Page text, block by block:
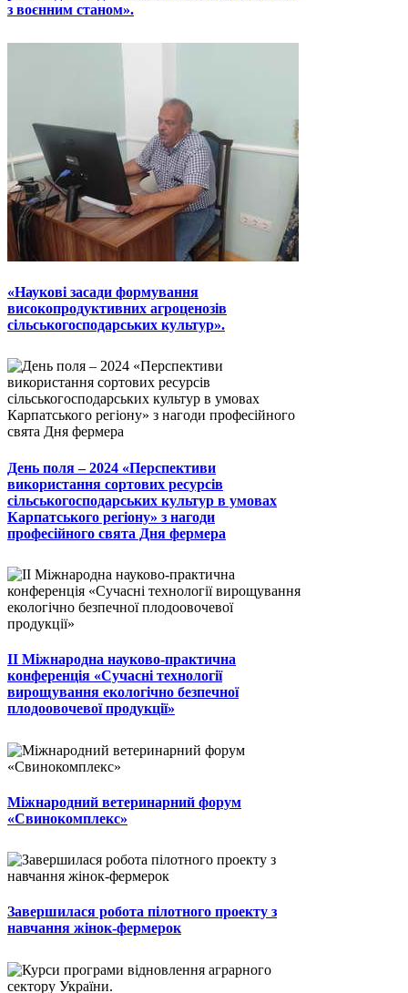
з воєнним станом».
«Наукові засади формування
високопродуктивних агроценозів
сільськогосподарських культур».
День поля – 2024 «Перспективи
використання сортових ресурсів
сільськогосподарських культур в умовах
Карпатського регіону» з нагоди
професійного свята Дня фермера
II Міжнародна науково-практична
конференція «Сучасні технології
вирощування екологічно безпечної
плодоовочевої продукції»
Міжнародний ветеринарний форум
«Свинокомплекс»
Завершилася робота пілотного проекту з
навчання жінок-фермерок